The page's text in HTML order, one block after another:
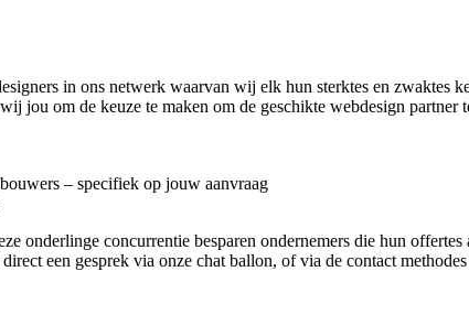
in ons netwerk waarvan wij elk hun sterktes en zwaktes
jou om de keuze te maken om de geschikte webdesign partner
– specifiek op jouw aanvraag
onderlinge concurrentie besparen ondernemers die hun offertes
een gesprek via onze chat ballon, of via de contact